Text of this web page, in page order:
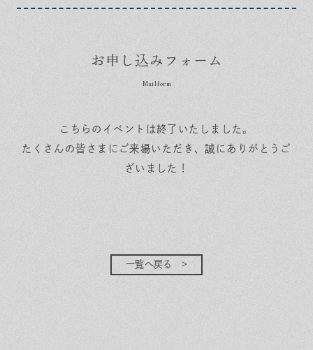
お申し込みフォーム
こちらのイベントは終了いたしました。
たくさんの皆さまにご来場いただき、誠にありがとうご
ざいました！
一覧へ戻る